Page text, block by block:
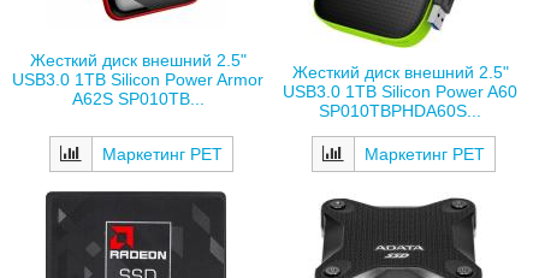
Жесткий диск внешний 2.5"
USB3.0 1TB Silicon Power Armor
A62S SP010TB...
Маркетинг РЕТ
Жесткий диск внешний 2.5"
USB3.0 1TB Silicon Power A60
SP010TBPHDA60S...
Маркетинг РЕТ